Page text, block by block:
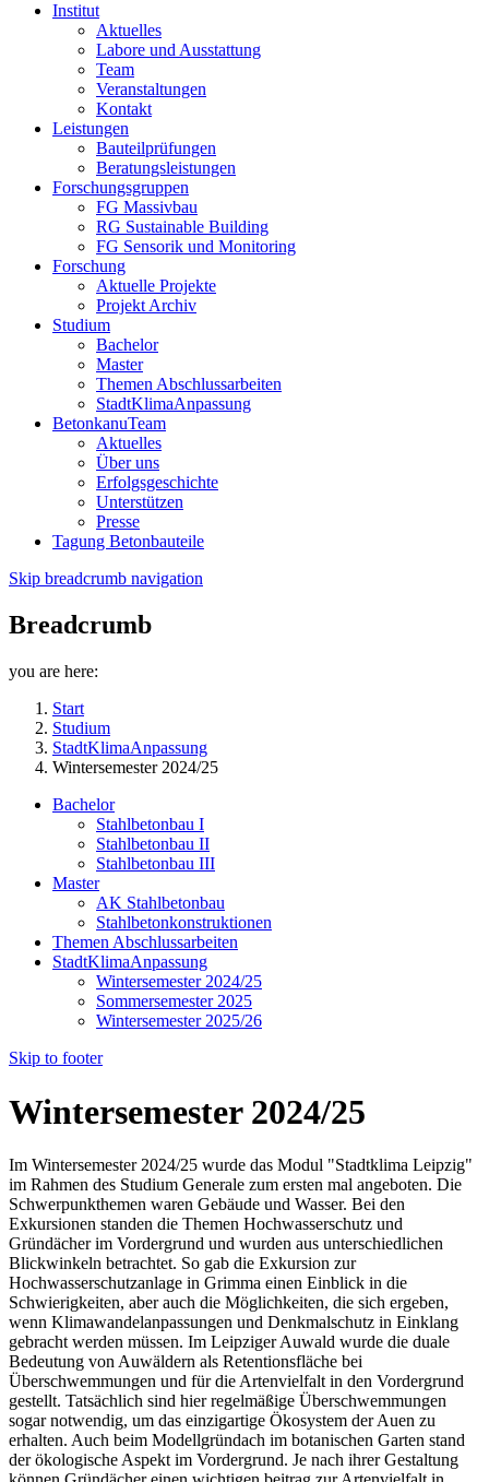
Institut
Aktuelles
Labore und Ausstattung
Team
Veranstaltungen
Kontakt
Leistungen
Bauteilprüfungen
Beratungsleistungen
Forschungsgruppen
FG Massivbau
RG Sustainable Building
FG Sensorik und Monitoring
Forschung
Aktuelle Projekte
Projekt Archiv
Studium
Bachelor
Master
Themen Abschlussarbeiten
StadtKlimaAnpassung
BetonkanuTeam
Aktuelles
Über uns
Erfolgsgeschichte
Unterstützen
Presse
Tagung Betonbauteile
Skip breadcrumb navigation
Breadcrumb
you are here:
Start
Studium
StadtKlimaAnpassung
Wintersemester 2024/25
Bachelor
Stahlbetonbau I
Stahlbetonbau II
Stahlbetonbau III
Master
AK Stahlbetonbau
Stahlbetonkonstruktionen
Themen Abschlussarbeiten
StadtKlimaAnpassung
Wintersemester 2024/25
Sommersemester 2025
Wintersemester 2025/26
Skip to footer
Wintersemester 2024/25
Im Wintersemester 2024/25 wurde das Modul "Stadtklima Leipzig"
im Rahmen des Studium Generale zum ersten mal angeboten. Die
Schwerpunkthemen waren Gebäude und Wasser. Bei den
Exkursionen standen die Themen Hochwasserschutz und
Gründächer im Vordergrund und wurden aus unterschiedlichen
Blickwinkeln betrachtet. So gab die Exkursion zur
Hochwasserschutzanlage in Grimma einen Einblick in die
Schwierigkeiten, aber auch die Möglichkeiten, die sich ergeben,
wenn Klimawandelanpassungen und Denkmalschutz in Einklang
gebracht werden müssen. Im Leipziger Auwald wurde die duale
Bedeutung von Auwäldern als Retentionsfläche bei
Überschwemmungen und für die Artenvielfalt in den Vordergrund
gestellt. Tatsächlich sind hier regelmäßige Überschwemmungen
sogar notwendig, um das einzigartige Ökosystem der Auen zu
erhalten. Auch beim Modellgründach im botanischen Garten stand
der ökologische Aspekt im Vordergrund. Je nach ihrer Gestaltung